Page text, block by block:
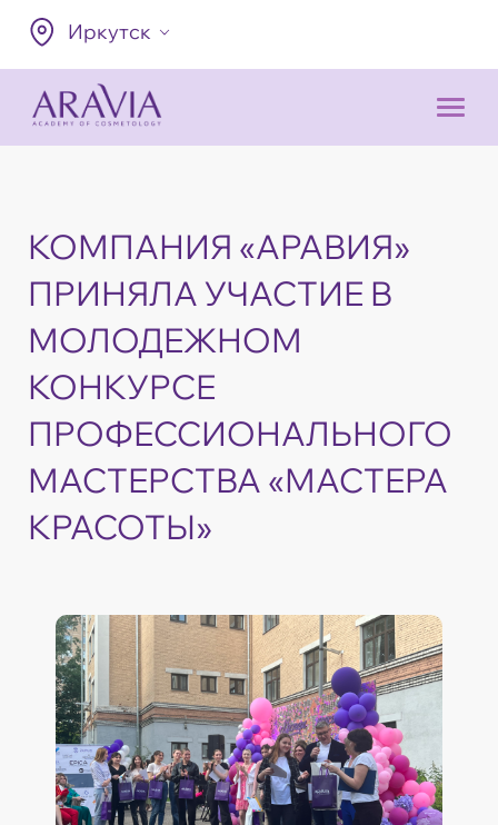
Иркутск
КОМПАНИЯ «АРАВИЯ»
ПРИНЯЛА УЧАСТИЕ В
МОЛОДЕЖНОМ
КОНКУРСЕ
ПРОФЕССИОНАЛЬНОГО
МАСТЕРСТВА «МАСТЕРА
КРАСОТЫ»